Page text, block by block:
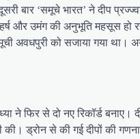
बार ‘समूचे भारत’ ने दीप
उमंग की अनुभूति महसूस हो
को सजाया गया था।
ने फिर से दो नए रिकॉर्ड
ड्रोन से की गई दीपों की